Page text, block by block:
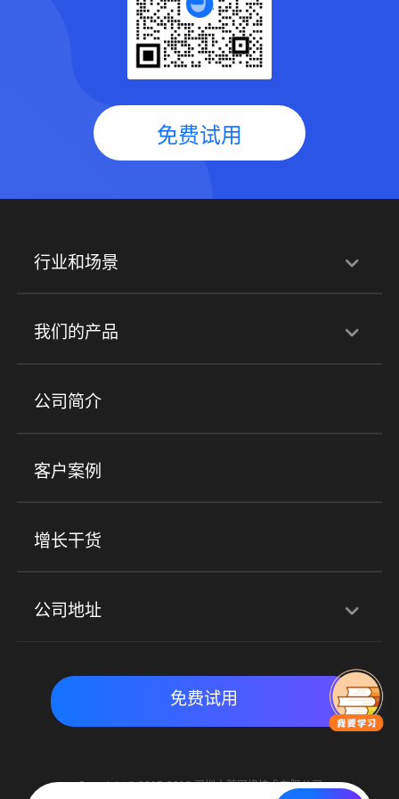
免费试用
行业和场景
行业解决方案
培训机构 职业技能培训 兴趣培训
金融行业
心理机构
实时私域带货 数字化运营
我们的产品
产品
小程序商城 ERP 企微SCRM
社群圈子
公司简介
客户案例
增长干货
公司地址
北京地址：北京市朝阳区朝外大街乙6号23层
免费试用
Copyright © 2015-2018 深圳小鹅网络技术有限公司